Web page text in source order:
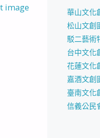
image
華山文化
松山文創
駁二藝術
台中文化
花蓮文化
嘉酒文創
臺南文化
信義公民